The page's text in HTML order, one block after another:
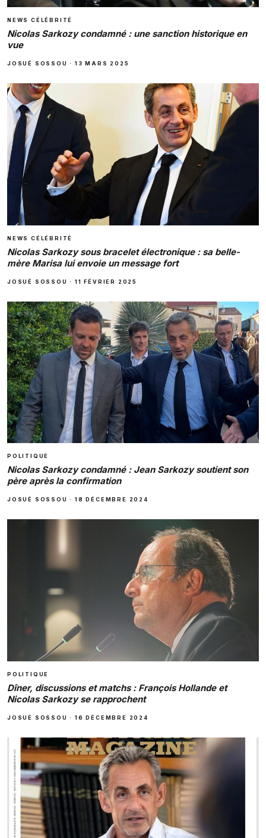
NEWS CÉLÉBRITÉ
Nicolas Sarkozy condamné : une sanction historique en
vue
JOSUÉ SOSSOU ·13 MARS 2025
NEWS CÉLÉBRITÉ
Nicolas Sarkozy sous bracelet électronique : sa belle-
mère Marisa lui envoie un message fort
JOSUÉ SOSSOU ·11 FÉVRIER 2025
POLITIQUE
Nicolas Sarkozy condamné : Jean Sarkozy soutient son
père après la confirmation
JOSUÉ SOSSOU ·18 DÉCEMBRE 2024
POLITIQUE
Dîner, discussions et matchs : François Hollande et
Nicolas Sarkozy se rapprochent
JOSUÉ SOSSOU ·16 DÉCEMBRE 2024